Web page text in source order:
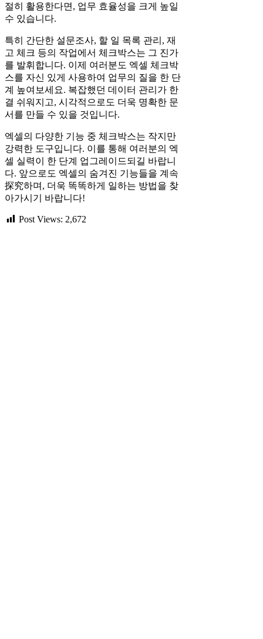
절히 활용한다면, 업무 효율성을 크게 높일
수 있습니다.
특히 간단한 설문조사, 할 일 목록 관리, 재
고 체크 등의 작업에서 체크박스는 그 진가
를 발휘합니다. 이제 여러분도 엑셀 체크박
스를 자신 있게 사용하여 업무의 질을 한 단
계 높여보세요. 복잡했던 데이터 관리가 한
결 쉬워지고, 시각적으로도 더욱 명확한 문
서를 만들 수 있을 것입니다.
엑셀의 다양한 기능 중 체크박스는 작지만
강력한 도구입니다. 이를 통해 여러분의 엑
셀 실력이 한 단계 업그레이드되길 바랍니
다. 앞으로도 엑셀의 숨겨진 기능들을 계속
探究하며, 더욱 똑똑하게 일하는 방법을 찾
아가시기 바랍니다!
Post Views: 2,672